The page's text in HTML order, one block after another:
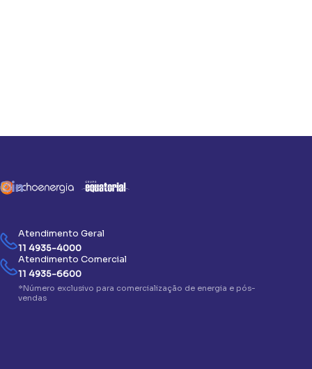
Atendimento Geral
11 4935-4000
Atendimento Comercial
11 4935-6600
*Número exclusivo para comercialização de energia e pós-
vendas